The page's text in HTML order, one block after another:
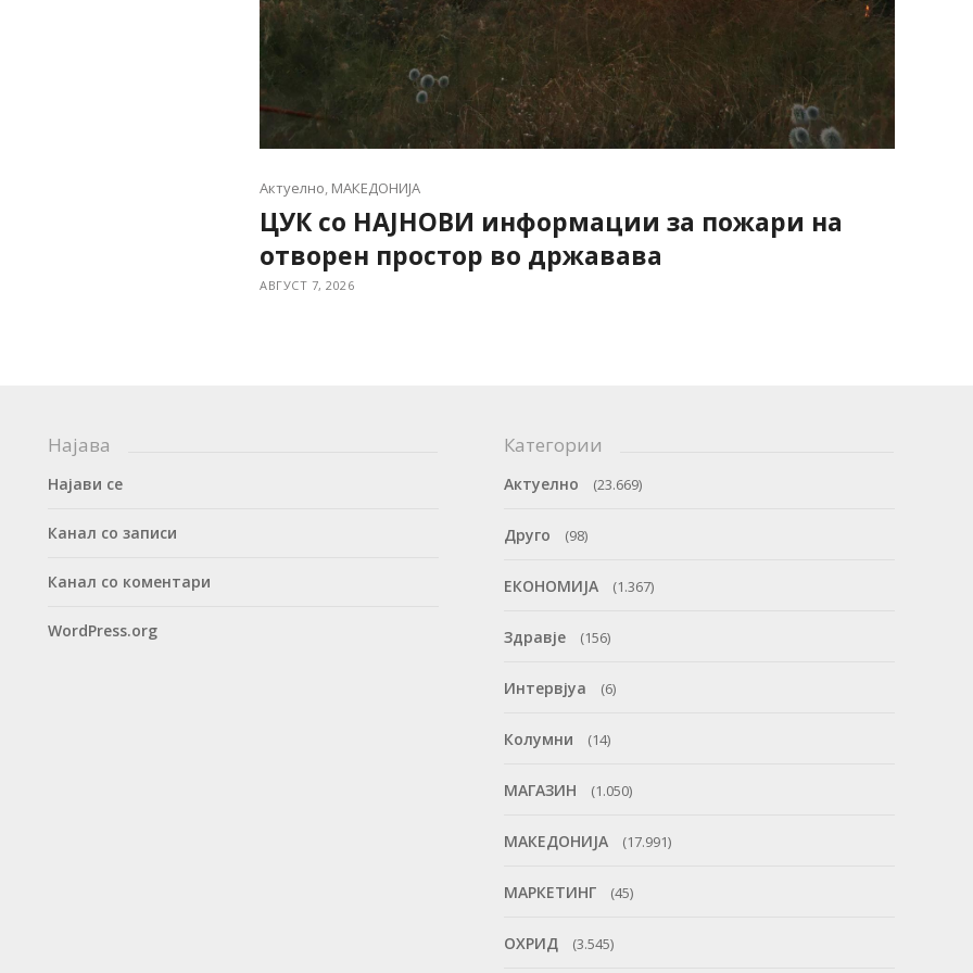
Актуелно, МАКЕДОНИЈА
ЦУК со НАЈНОВИ информации за пожари на
отворен простор во државава
АВГУСТ 7, 2026
Најава
Најави се
Канал со записи
Канал со коментари
WordPress.org
Категории
Актуелно (23.669)
Друго (98)
ЕКОНОМИЈА (1.367)
Здравје (156)
Интервјуа (6)
Колумни (14)
МАГАЗИН (1.050)
МАКЕДОНИЈА (17.991)
МАРКЕТИНГ (45)
ОХРИД (3.545)